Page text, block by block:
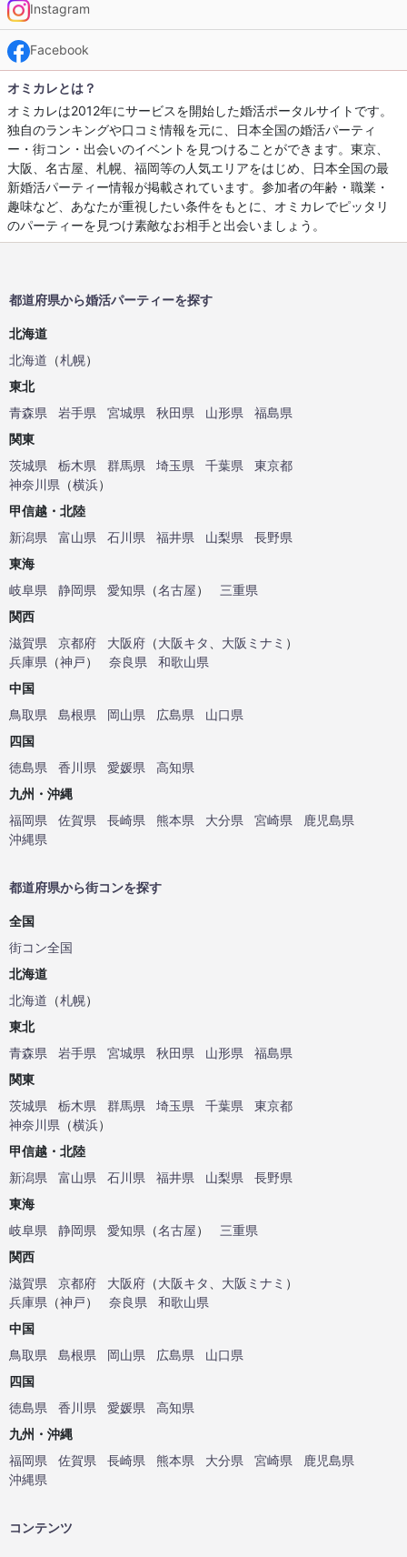
Instagram
Facebook
オミカレとは？
オミカレは2012年にサービスを開始した婚活ポータルサイトです。
独自のランキングや口コミ情報を元に、日本全国の婚活パーティ
ー・街コン・出会いのイベントを見つけることができます。東京、
大阪、名古屋、札幌、福岡等の人気エリアをはじめ、日本全国の最
新婚活パーティー情報が掲載されています。参加者の年齢・職業・
趣味など、あなたが重視したい条件をもとに、オミカレでピッタリ
のパーティーを見つけ素敵なお相手と出会いましょう。
都道府県から婚活パーティーを探す
北海道
北海道 （札幌）
東北
青森県
岩手県 宮城県 秋田県 山形県
福島県
関東
茨城県
栃木県 群馬県 埼玉県 千葉県
東京都
神奈川県 （横浜）
甲信越・北陸
新潟県
富山県 石川県 福井県 山梨県
長野県
東海
岐阜県
静岡県 愛知県 （名古屋）
三重県
関西
滋賀県
京都府 大阪府 （大阪キタ 大阪ミナミ ）
兵庫県 （神戸） 奈良県
和歌山県
中国
鳥取県
島根県 岡山県 広島県
山口県
四国
徳島県
香川県 愛媛県
高知県
九州・沖縄
福岡県
佐賀県 長崎県 熊本県 大分県 宮崎県
鹿児島県
沖縄県
都道府県から街コンを探す
全国
街コン全国
北海道
北海道 （札幌）
東北
青森県
岩手県 宮城県 秋田県 山形県
福島県
関東
茨城県
栃木県 群馬県 埼玉県 千葉県
東京都
神奈川県 （横浜）
甲信越・北陸
新潟県
富山県 石川県 福井県 山梨県
長野県
東海
岐阜県
静岡県 愛知県 （名古屋）
三重県
関西
滋賀県
京都府 大阪府 （大阪キタ 大阪ミナミ ）
兵庫県 （神戸） 奈良県
和歌山県
中国
鳥取県
島根県 岡山県 広島県
山口県
四国
徳島県
香川県 愛媛県
高知県
九州・沖縄
福岡県
佐賀県 長崎県 熊本県 大分県 宮崎県
鹿児島県
沖縄県
コンテンツ